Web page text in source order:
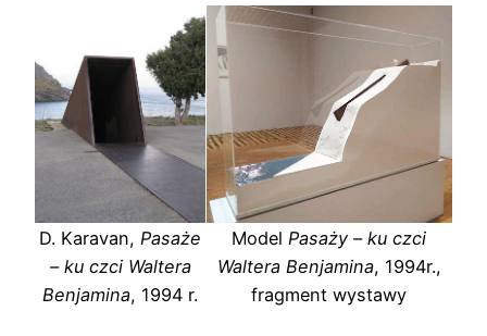
D. Karavan, Pasaże
– ku czci Waltera
Benjamina, 1994 r.
Model Pasaży – ku czci
Waltera Benjamina, 1994r.,
fragment wystawy